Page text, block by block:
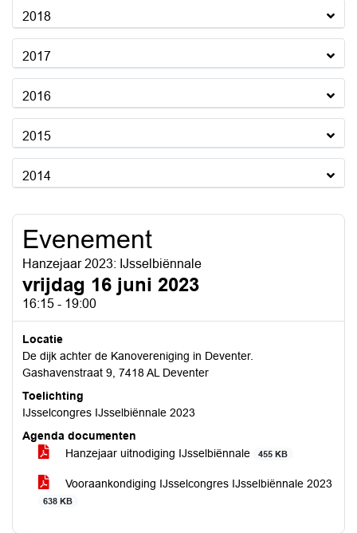
2018
2017
2016
2015
2014
Evenement
Hanzejaar 2023: IJsselbiënnale
vrijdag 16 juni 2023
16:15 - 19:00
Locatie
De dijk achter de Kanovereniging in Deventer.
Gashavenstraat 9, 7418 AL Deventer
Toelichting
IJsselcongres IJsselbiënnale 2023
Agenda documenten
Hanzejaar uitnodiging IJsselbiënnale
455 KB
Vooraankondiging IJsselcongres IJsselbiënnale 2023
638 KB